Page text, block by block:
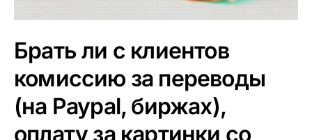
Брать ли с клиентов
комиссию за переводы
(на Paypal, биржах),
оплату за картинки со